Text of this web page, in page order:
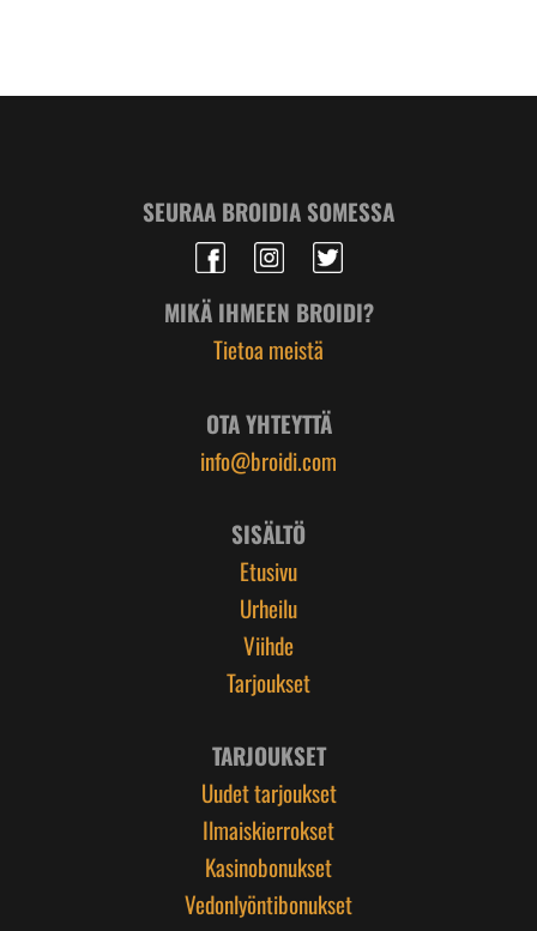
SEURAA BROIDIA SOMESSA
MIKÄ IHMEEN BROIDI?
Tietoa meistä
OTA YHTEYTTÄ
info@broidi.com
SISÄLTÖ
Etusivu
Urheilu
Viihde
Tarjoukset
TARJOUKSET
Uudet tarjoukset
Ilmaiskierrokset
Kasinobonukset
Vedonlyöntibonukset